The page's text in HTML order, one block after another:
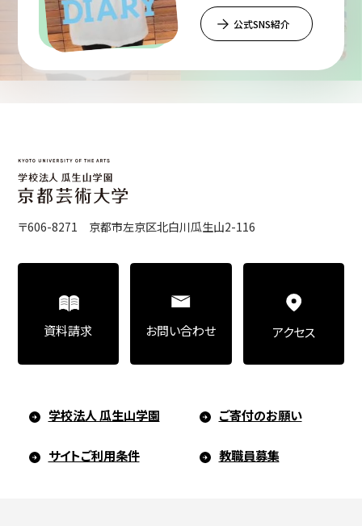
公式SNS紹介
〒606-8271 京都市左京区北白川瓜生山2-116
学校法人 瓜生山学園 ご寄付のお願い
サイトご利用条件 教職員募集
資料請求 お問い合わせ アクセス